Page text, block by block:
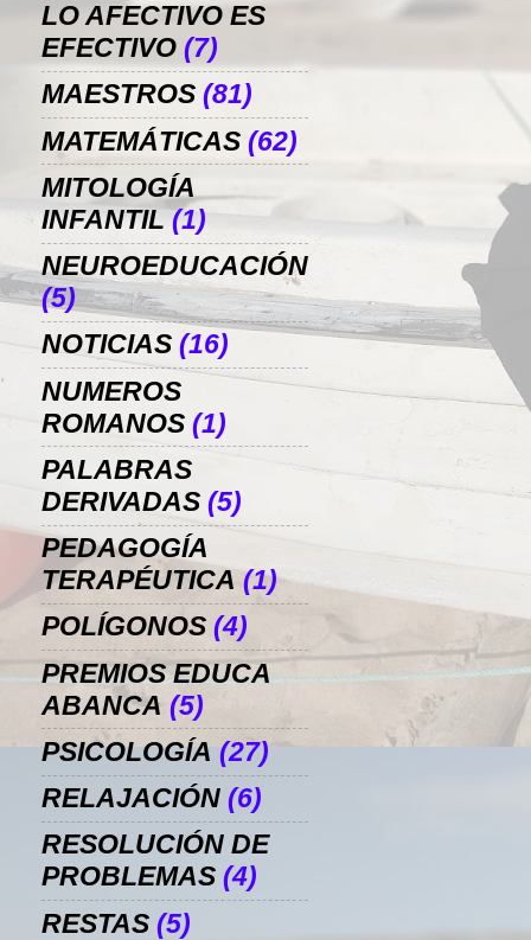
LO AFECTIVO ES
EFECTIVO (7)
MAESTROS (81)
MATEMÁTICAS (62)
MITOLOGÍA
INFANTIL (1)
NEUROEDUCACIÓN
(5)
NOTICIAS (16)
NUMEROS
ROMANOS (1)
PALABRAS
DERIVADAS (5)
PEDAGOGÍA
TERAPÉUTICA (1)
POLÍGONOS (4)
PREMIOS EDUCA
ABANCA (5)
PSICOLOGÍA (27)
RELAJACIÓN (6)
RESOLUCIÓN DE
PROBLEMAS (4)
RESTAS (5)